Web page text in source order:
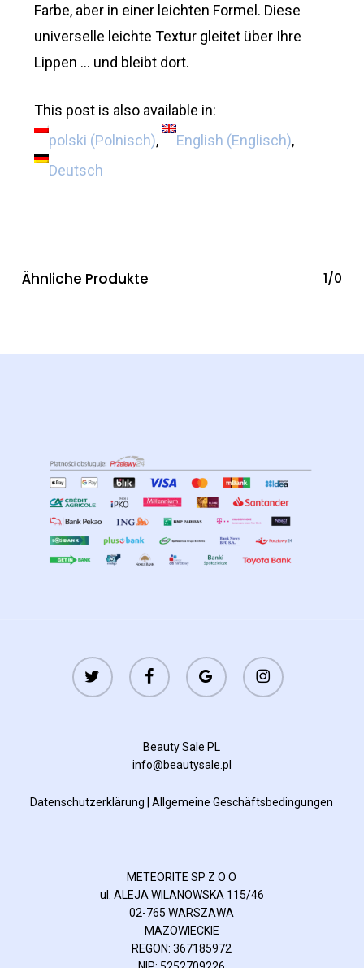
Farbe, aber in einer leichten Formel. Diese
universelle leichte Textur gleitet über Ihre
Lippen … und bleibt dort.
This post is also available in:
polski (Polnisch) English (Englisch)
Deutsch
Ähnliche Produkte 1/0
twitter facebook
google-
plus
instagram
Beauty Sale PL
info@beautysale.pl
Datenschutzerklärung |Allgemeine Geschäftsbedingungen
METEORITE SP Z O O
ul. ALEJA WILANOWSKA 115/46
02-765 WARSZAWA
MAZOWIECKIE
REGON: 367185972